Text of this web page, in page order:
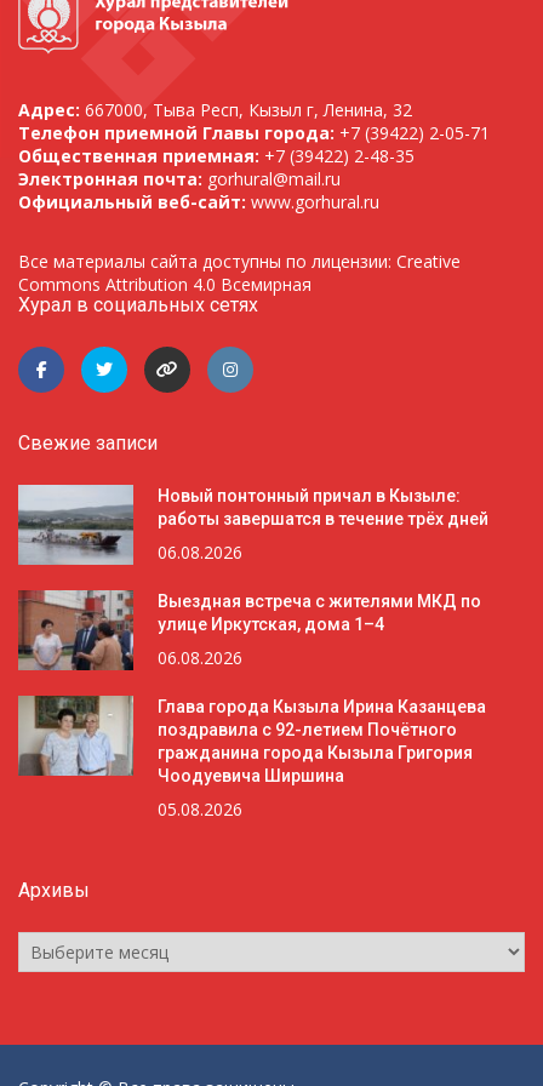
Адрес: 667000, Тыва Респ, Кызыл г, Ленина, 32
Телефон приемной Главы города: +7 (39422) 2-05-71
Общественная приемная: +7 (39422) 2-48-35
Электронная почта: gorhural@mail.ru
Официальный веб-сайт: www.gorhural.ru
Все материалы сайта доступны по лицензии: Creative
Commons Attribution 4.0 Всемирная
Хурал в социальных сетях
Свежие записи
Новый понтонный причал в Кызыле:
работы завершатся в течение трёх дней
06.08.2026
Выездная встреча с жителями МКД по
улице Иркутская, дома 1–4
06.08.2026
Глава города Кызыла Ирина Казанцева
поздравила с 92-летием Почётного
гражданина города Кызыла Григория
Чоодуевича Ширшина
05.08.2026
Архивы
Архивы